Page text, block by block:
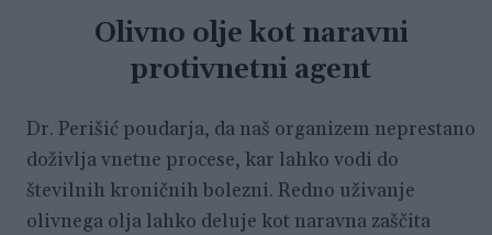
Olivno olje kot naravni
protivnetni agent
Dr. Perišić poudarja, da naš organizem neprestano
doživlja vnetne procese, kar lahko vodi do
številnih kroničnih bolezni. Redno uživanje
olivnega olja lahko deluje kot naravna zaščita